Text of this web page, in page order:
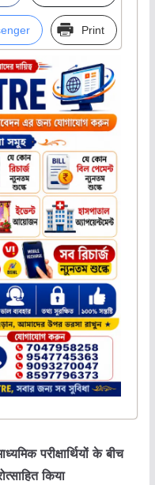
Print
परीक्षार्थियों के बीच
किया